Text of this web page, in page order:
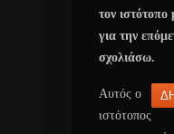
τον
για την
σχολιάσω.
Αυτός ο
ιστότοπος